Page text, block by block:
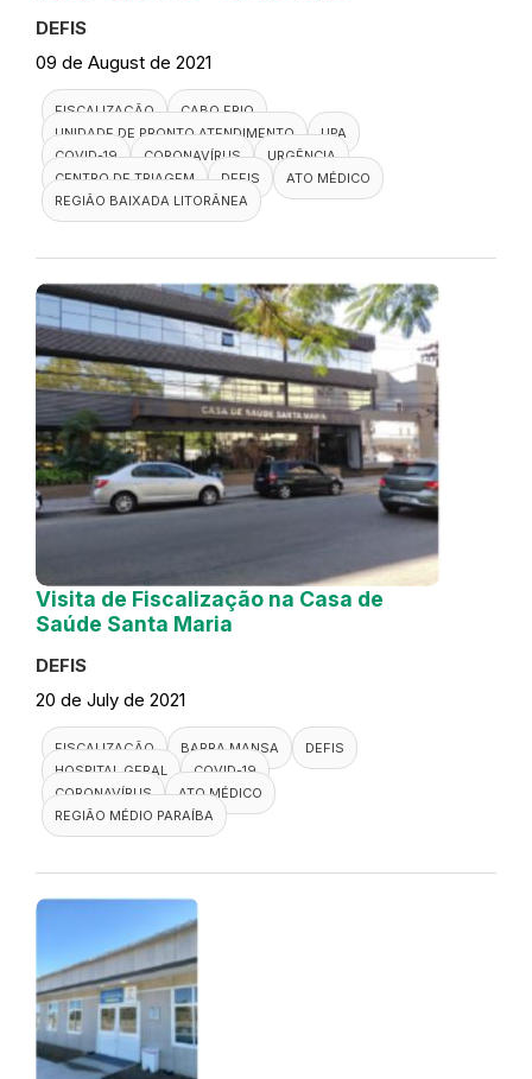
DEFIS
09 de August de 2021
FISCALIZAÇÃO
CABO FRIO
UNIDADE DE PRONTO ATENDIMENTO
UPA
COVID-19
CORONAVÍRUS
URGÊNCIA
CENTRO DE TRIAGEM
DEFIS
ATO MÉDICO
REGIÃO BAIXADA LITORÂNEA
Visita de Fiscalização na Casa de
Saúde Santa Maria
DEFIS
20 de July de 2021
FISCALIZAÇÃO BARRA MANSA
DEFIS
HOSPITAL GERAL
COVID-19
CORONAVÍRUS
ATO MÉDICO
REGIÃO MÉDIO PARAÍBA